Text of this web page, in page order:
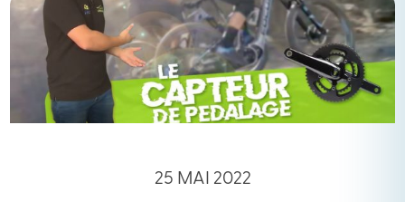
25 MAI 2022